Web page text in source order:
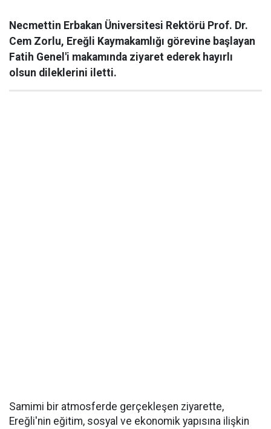
Necmettin Erbakan Üniversitesi Rektörü Prof. Dr.
Cem Zorlu, Ereğli Kaymakamlığı görevine başlayan
Fatih Genel'i makamında ziyaret ederek hayırlı
olsun dileklerini iletti.
Samimi bir atmosferde gerçekleşen ziyarette,
Ereğli'nin eğitim, sosyal ve ekonomik yapısına ilişkin